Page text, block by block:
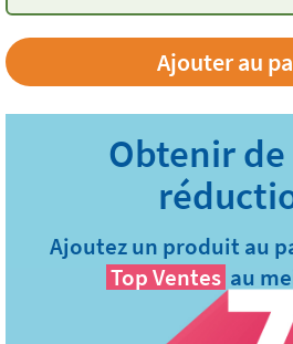
Ajouter au
Ajoutez un produit au
Top Ventes au